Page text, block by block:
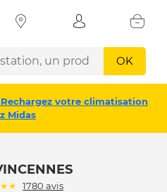
OK
votre climatisation
Midas
(*)
★(*)
★ 1780 avis